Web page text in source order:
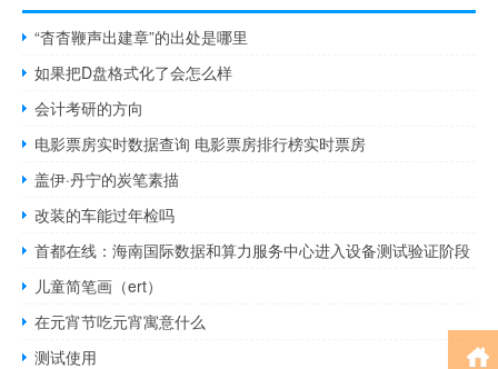
“杳杳鞭声出建章”的出处是哪里
如果把D盘格式化了会怎么样
会计考研的方向
电影票房实时数据查询 电影票房排行榜实时票房
盖伊·丹宁的炭笔素描
改装的车能过年检吗
首都在线：海南国际数据和算力服务中心进入设备测试验证阶段
儿童简笔画（ert）
在元宵节吃元宵寓意什么
测试使用